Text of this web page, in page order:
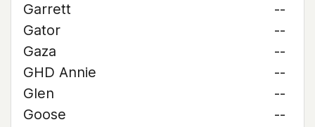
Garrett
--
Gator
--
Gaza
--
GHD Annie
--
Glen
--
Goose
--